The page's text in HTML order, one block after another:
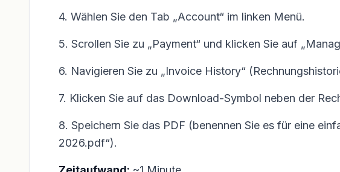
4. Wählen Sie den Tab „Account“ im linken Menü.
5. Scrollen Sie zu „Payment“ und klicken Sie auf
6. Navigieren Sie zu „Invoice History“
7. Klicken Sie auf das Download-Symbol neben der
8. Speichern Sie das PDF (benennen Sie es für eine
2026.pdf“).